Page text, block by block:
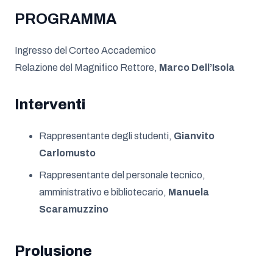
PROGRAMMA
Ingresso del Corteo Accademico
Relazione del Magnifico Rettore, Marco Dell’Isola
Interventi
Rappresentante degli studenti, Gianvito
Carlomusto
Rappresentante del personale tecnico,
amministrativo e bibliotecario, Manuela
Scaramuzzino
Prolusione